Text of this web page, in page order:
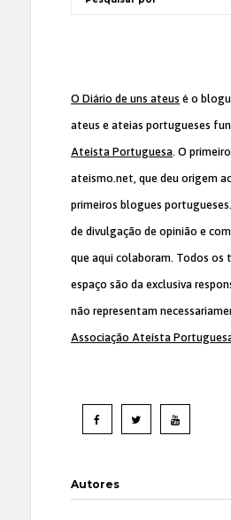
O Diário de uns ateus é o
ateus e ateias portugueses
Ateísta Portuguesa. O
ateismo.net, que deu origem
primeiros blogues
de divulgação de opinião e
que aqui colaboram. Todos
espaço são da exclusiva
não representam
Associação Ateísta
Autores